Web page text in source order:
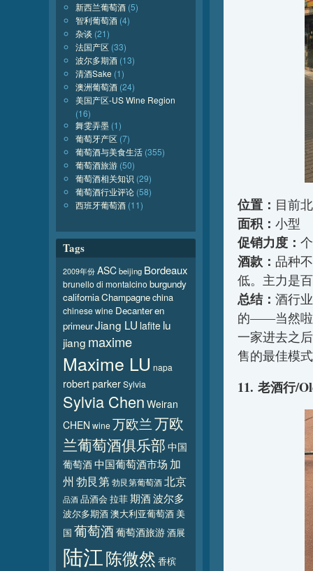
位置： 目前
面积： 小型
促销力度：
酒款： 品种
低。主力是
总结： 酒行
的——当然啦
一家进去之
售的最佳模
11. 老酒行/
新西兰葡萄酒 (5)
智利葡萄酒 (4)
杂谈 (21)
法国产区 (33)
波尔多期酒 (13)
清酒Sake (1)
澳洲葡萄酒 (24)
美国产区-US Wine Region
(16)
舞雯弄墨 (1)
葡萄牙产区 (7)
葡萄酒与美食生活 (355)
葡萄酒旅游 (50)
葡萄酒相关知识 (29)
葡萄酒行业评论 (58)
西班牙葡萄酒 (11)
Tags
2009年份 ASCbeijing Bordeaux
brunello di montalcinoburgundy
californiaChampagnechina
chinese wine Decanteren
primeurJiang LU lafite lu
jiang maxime
Maxime LU napa
robert parkerSylvia
Sylvia Chen Weiran
CHEN wine万欧兰万欧
兰葡萄酒俱乐部中国
葡萄酒中国葡萄酒市场 加
州 勃艮第勃艮第葡萄酒北京
品酒品酒会 拉菲期酒波尔多
波尔多期酒澳大利亚葡萄酒美
国 葡萄酒葡萄酒旅游酒展
陆江陈微然 香槟